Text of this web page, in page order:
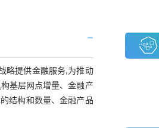
略提供金融服务,为推动
基层网点增量、金融产
结构和数量、金融产品